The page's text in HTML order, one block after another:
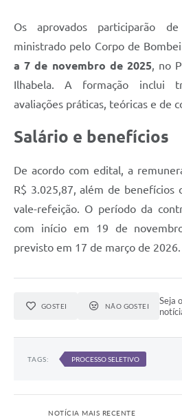
Os aprovados participarão
ministrado pelo Corpo de
a 7 de novembro de 2025, no
Ilhabela. A formação inclui
avaliações práticas, teóricas e de
Salário e benefícios
De acordo com edital, a
R$ 3.025,87, além de benefícios
vale-refeição. O período da
com início em 19 de
previsto em 17 de março de 2026.
GOSTEI NÃO GOSTEI
Seja
TAGS: PROCESSO SELETIVO
NOTÍCIA MAIS RECENTE